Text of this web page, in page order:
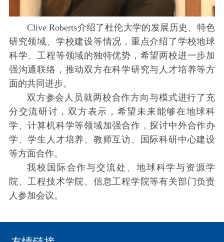
Clive Roberts介绍了杜伦大学的发展历史、特色
研究领域、学校建设等情况，重点介绍了学校地球
科学、工程等领域的独特优势，希望两校进一步加
强沟通联络，推动双方在科学研究与人才培养等方
面的共同进步。
双方参会人员就两校合作方向与模式进行了充
分交流研讨，双方表示，希望未来能够在地球科
学、计算机科学等领域加强合作，探讨中外合作办
学、学生人才培养、教师互访、国际科研中心建设
等方面合作。
我校国际合作与交流处、地球科学与资源学
院、工程技术学院、信息工程学院等有关部门负责
人参加会议。